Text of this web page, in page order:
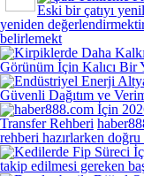
Eski bir çatıyı
yeniden
belirlemekt
Görünüm İçin Kalıcı Bir
Güvenli Dağıtım ve
Transfer Rehberi
rehberi hazırlarken
takip edilmesi gereken